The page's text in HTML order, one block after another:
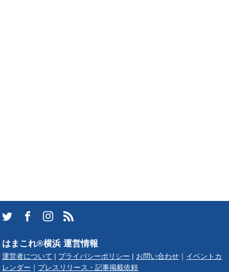
はまこれ®横浜 運営情報
運営者について プライバシーポリシー お問い合わせ
イベントカ
レンダー
プレスリリース・記事掲載依頼